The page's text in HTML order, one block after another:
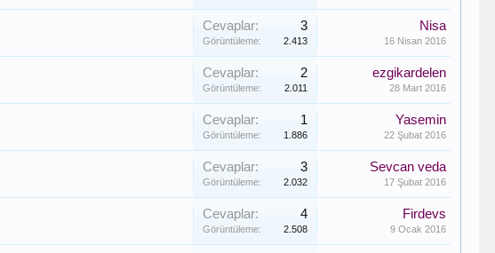
Cevaplar: 3
Görüntüleme: 2.413
Nisa
16 Nisan 2016
Cevaplar: 2
Görüntüleme: 2.011
ezgikardelen
28 Mart 2016
Cevaplar: 1
Görüntüleme: 1.886
Yasemin
22 Şubat 2016
Cevaplar: 3
Görüntüleme: 2.032
Sevcan veda
17 Şubat 2016
Cevaplar: 4
Görüntüleme: 2.508
Firdevs
9 Ocak 2016